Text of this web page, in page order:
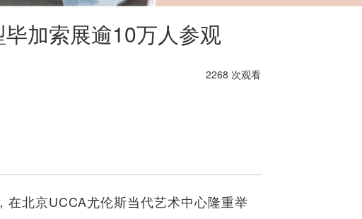
加索展逾10万人参观
2268 次观看
北京UCCA尤伦斯当代艺术中心隆重举